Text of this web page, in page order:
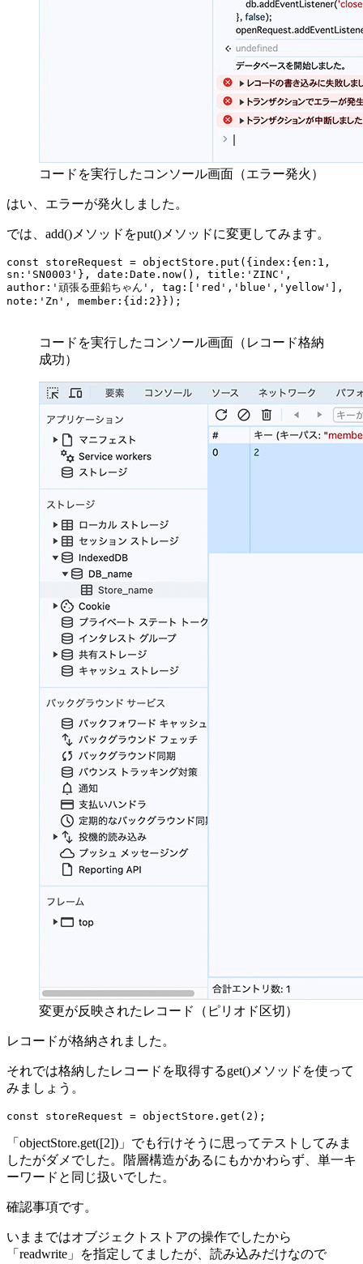
コードを実行したコンソール画面（エラー発火）
はい、エラーが発火しました。
では、add()メソッドをput()メソッドに変更してみます。
const storeRequest = objectStore.put({index:{en:1,
sn:'SN0003'}, date:Date.now(), title:'ZINC',
author:'頑張る亜鉛ちゃん', tag:['red','blue','yellow'],
note:'Zn', member:{id:2}});
コードを実行したコンソール画面（レコード格納
成功）
変更が反映されたレコード（ピリオド区切）
レコードが格納されました。
それでは格納したレコードを取得するget()メソッドを使って
みましょう。
const storeRequest = objectStore.get(2);
「objectStore.get([2])」でも行けそうに思ってテストしてみま
したがダメでした。階層構造があるにもかかわらず、単一キ
ーワードと同じ扱いでした。
確認事項です。
いままではオブジェクトストアの操作でしたから
「readwrite」を指定してましたが、読み込みだけなので